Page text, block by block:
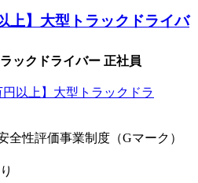
上】大型トラックドライバ
ックドライバー 正社員
全性評価事業制度（Gマーク）